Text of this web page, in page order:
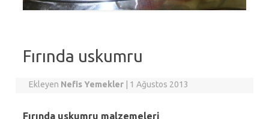
Fırında uskumru
Ekleyen Nefis Yemekler 1 Ağustos 2013
Fırında uskumru malzemeleri